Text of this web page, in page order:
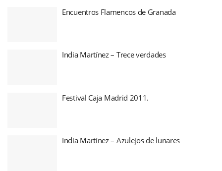
Encuentros Flamencos de Granada
India Martínez – Trece verdades
Festival Caja Madrid 2011.
India Martínez – Azulejos de lunares